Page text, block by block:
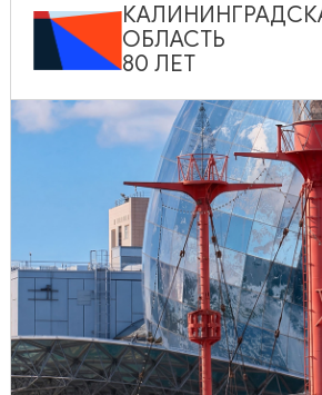
Закрыто
Закрыто
События
Туры и
Где поесть
ОБЛАСТЬ
80 ЛЕТ